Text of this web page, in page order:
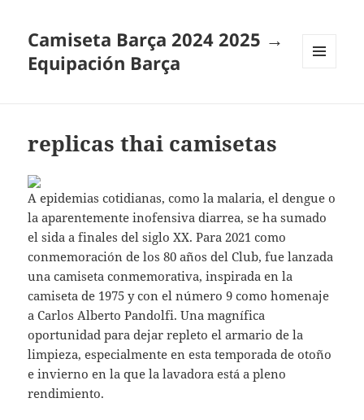
Camiseta Barça 2024 2025 →
Equipación Barça
replicas thai camisetas
A epidemias cotidianas, como la malaria, el dengue o
la aparentemente inofensiva diarrea, se ha sumado
el sida a finales del siglo XX. Para 2021 como
conmemoración de los 80 años del Club, fue lanzada
una camiseta conmemorativa, inspirada en la
camiseta de 1975 y con el número 9 como homenaje
a Carlos Alberto Pandolfi. Una magnífica
oportunidad para dejar repleto el armario de la
limpieza, especialmente en esta temporada de otoño
e invierno en la que la lavadora está a pleno
rendimiento.